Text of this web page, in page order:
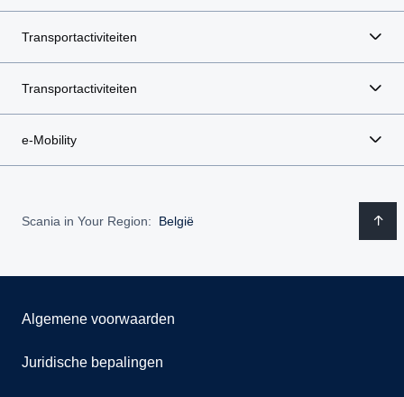
Transportactiviteiten
Transportactiviteiten
e-Mobility
Scania in Your Region: België
Algemene voorwaarden
Juridische bepalingen